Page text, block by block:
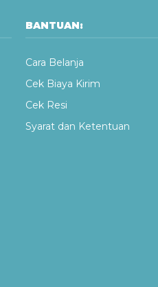
BANTUAN:
Cara Belanja
Cek Biaya Kirim
Cek Resi
Syarat dan Ketentuan